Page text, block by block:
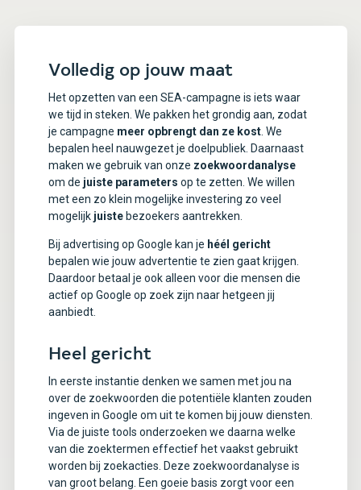
Volledig op jouw maat
Het opzetten van een SEA-campagne is iets waar
we tijd in steken. We pakken het grondig aan, zodat
je campagne meer opbrengt dan ze kost. We
bepalen heel nauwgezet je doelpubliek. Daarnaast
maken we gebruik van onze zoekwoordanalyse
om de juiste parameters op te zetten. We willen
met een zo klein mogelijke investering zo veel
mogelijk juistebezoekers aantrekken.
Bij advertising op Google kan je héél gericht
bepalen wie jouw advertentie te zien gaat krijgen.
Daardoor betaal je ook alleen voor die mensen die
actief op Google op zoek zijn naar hetgeen jij
aanbiedt.
Heel gericht
In eerste instantie denken we samen met jou na
over de zoekwoorden die potentiële klanten zouden
ingeven in Google om uit te komen bij jouw diensten.
Via de juiste tools onderzoeken we daarna welke
van die zoektermen effectief het vaakst gebruikt
worden bij zoekacties. Deze zoekwoordanalyse is
van groot belang. Een goeie basis zorgt voor een